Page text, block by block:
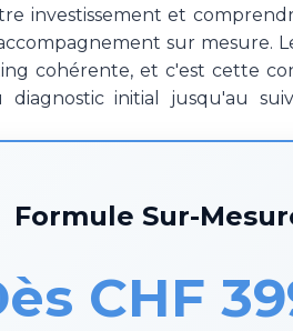
investissement et
sur mesure.
cohérente, et c'est cette
diagnostic initial jusqu'au
Formule Sur-
CHF